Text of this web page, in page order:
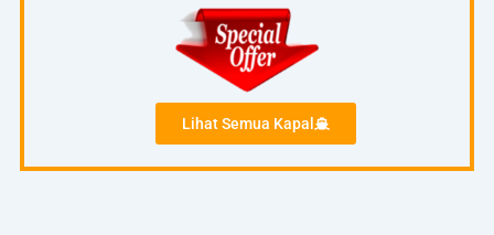
Lihat Semua Kapal